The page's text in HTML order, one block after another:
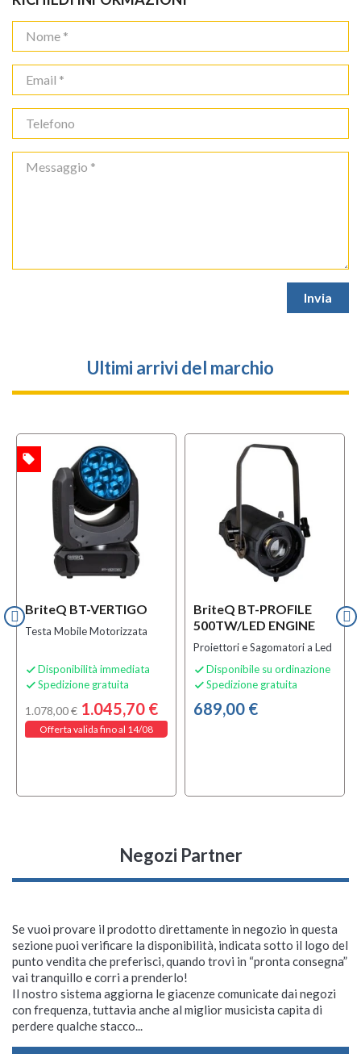
Ultimi arrivi del marchio
BriteQ BT-VERTIGO
Testa Mobile Motorizzata
 Disponibilità immediata
 Spedizione gratuita
1.078,00 € 1.045,70 €
Offerta valida fino al 14/08
local_offer
BriteQ BT-PROFILE
500TW/LED ENGINE
Proiettori e Sagomatori a Led
 Disponibile su ordinazione
 Spedizione gratuita
689,00 €
Negozi Partner
Se vuoi provare il prodotto direttamente in negozio in questa
sezione puoi verificare la disponibilità, indicata sotto il logo del
punto vendita che preferisci, quando trovi in “pronta consegna”
vai tranquillo e corri a prenderlo!
Il nostro sistema aggiorna le giacenze comunicate dai negozi
con frequenza, tuttavia anche al miglior musicista capita di
perdere qualche stacco...